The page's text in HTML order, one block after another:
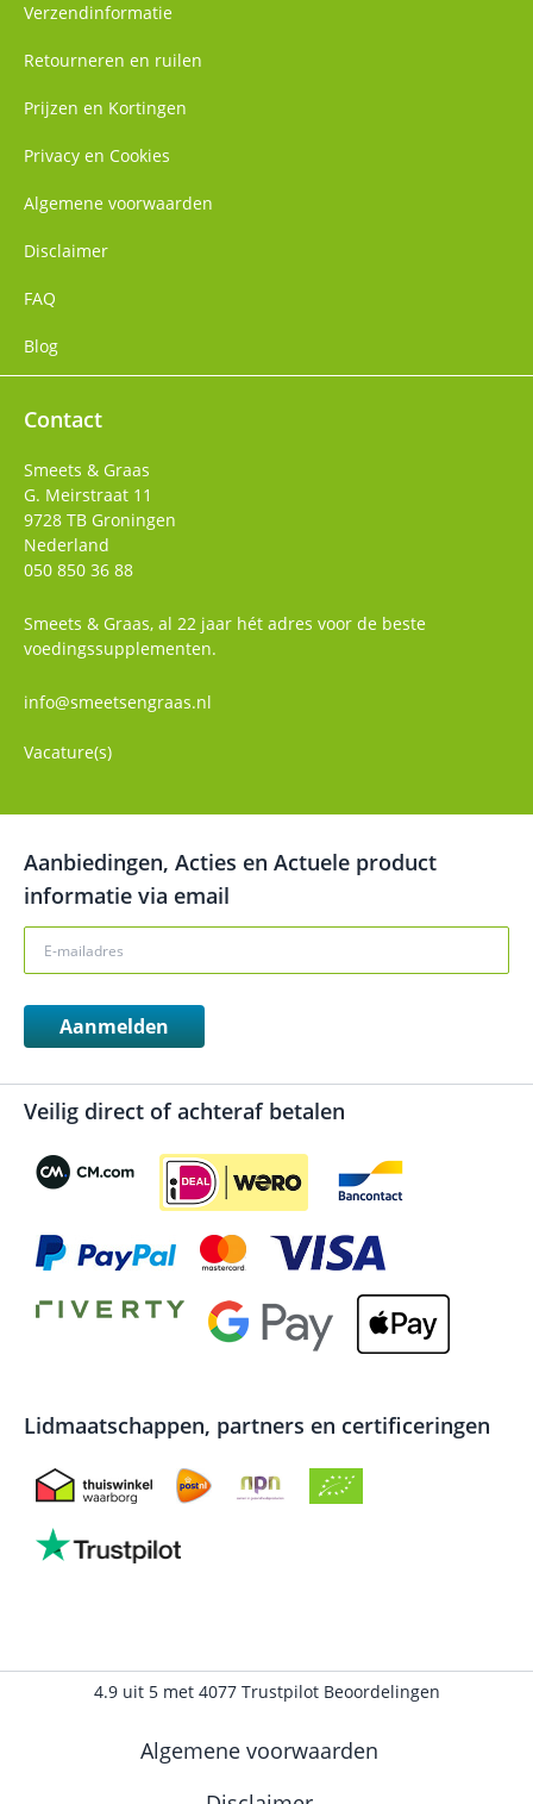
Verzendinformatie
Retourneren en ruilen
Prijzen en Kortingen
Privacy en Cookies
Algemene voorwaarden
Disclaimer
FAQ
Blog
Contact
Smeets & Graas
G. Meirstraat 11
9728 TB Groningen
Nederland
050 850 36 88
Smeets & Graas, al 22 jaar hét adres voor de beste
voedingssupplementen.
info@smeetsengraas.nl
Vacature(s)
Aanbiedingen, Acties en Actuele product
informatie via email
Aanmelden
Veilig direct of achteraf betalen
Lidmaatschappen, partners en certificeringen
Algemene voorwaarden
4.9uit 5met 4077Trustpilot Beoordelingen